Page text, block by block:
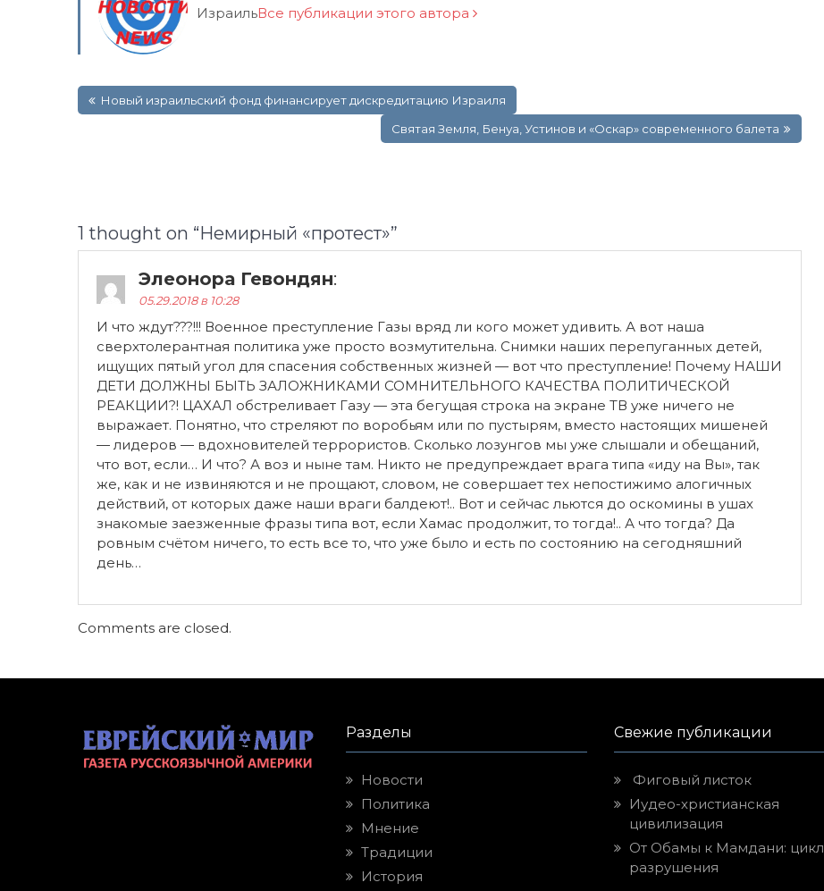
ИзраильВсе публикации этого автора
по Новый израильский фонд финансирует дискредитацию Израиля
Святая Земля, Бенуа, Устинов и «Оскар» современного балета
1 thought on “Немирный «протест»”
Элеонора Гевондян:
05.29.2018 в 10:28
И что ждут???!!! Военное преступление Газы вряд ли кого может удивить. А вот наша
сверхтолерантная политика уже просто возмутительна. Снимки наших перепуганных детей,
ищущих пятый угол для спасения собственных жизней — вот что преступление! Почему НАШИ
ДЕТИ ДОЛЖНЫ БЫТЬ ЗАЛОЖНИКАМИ СОМНИТЕЛЬНОГО КАЧЕСТВА ПОЛИТИЧЕСКОЙ
РЕАКЦИИ?! ЦАХАЛ обстреливает Газу — эта бегущая строка на экране ТВ уже ничего не
выражает. Понятно, что стреляют по воробьям или по пустырям, вместо настоящих мишеней
— лидеров — вдохновителей террористов. Сколько лозунгов мы уже слышали и обещаний,
что вот, если… И что? А воз и ныне там. Никто не предупреждает врага типа «иду на Вы», так
же, как и не извиняются и не прощают, словом, не совершает тех непостижимо алогичных
действий, от которых даже наши враги балдеют!.. Вот и сейчас льются до оскомины в ушах
знакомые заезженные фразы типа вот, если Хамас продолжит, то тогда!.. А что тогда? Да
ровным счётом ничего, то есть все то, что уже было и есть по состоянию на сегодняшний
день…
Comments are closed.
Разделы
Новости
Политика
Мнение
Традиции
История
Свежие публикации
Фиговый листок
Иудео-христианская
цивилизация
От Обамы к Мамдани: цикл
разрушения